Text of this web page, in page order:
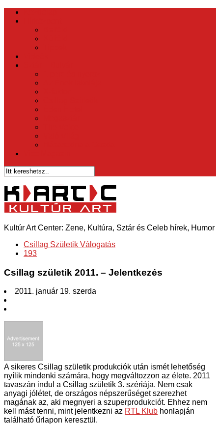
Kultúr Art Center: Zene, Kultúra, Sztár és Celeb hírek, Humor
Csillag Születik Válogatás
193
Csillag születik 2011. – Jelentkezés
2011. január 19. szerda
A sikeres Csillag születik produkciók után ismét lehetőség
nyílik mindenki számára, hogy megváltozzon az élete. 2011
tavaszán indul a Csillag születik 3. szériája. Nem csak
anyagi jólétet, de országos népszerűséget szerezhet
magának az, aki megnyeri a szuperprodukciót. Ehhez nem
kell mást tenni, mint jelentkezni az RTL Klub honlapján
található űrlapon keresztül.